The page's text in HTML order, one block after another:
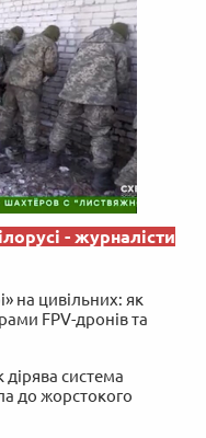
- журналісти
на цивільних: як
FPV-дронів та
дірява система
до жорстокого